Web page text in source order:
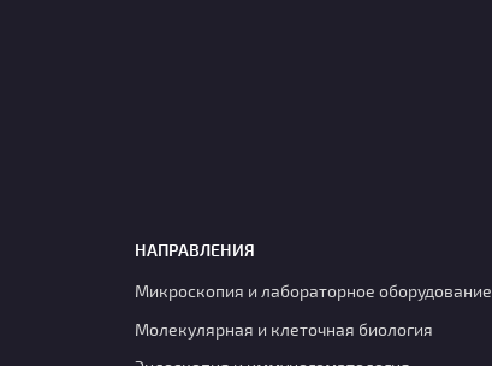
НАПРАВЛЕНИЯ
Микроскопия и лабораторное оборудование
Молекулярная и клеточная биология